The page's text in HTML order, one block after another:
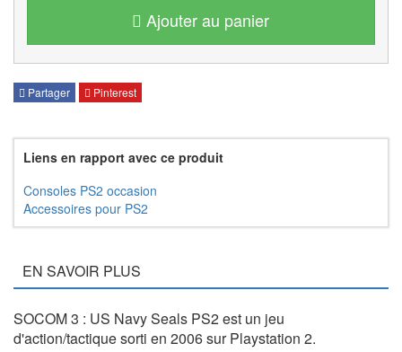
Ajouter au panier
Partager Pinterest
Liens en rapport avec ce produit
Consoles PS2 occasion
Accessoires pour PS2
EN SAVOIR PLUS
SOCOM 3 : US Navy Seals PS2 est un jeu
d'action/tactique sorti en 2006 sur Playstation 2.